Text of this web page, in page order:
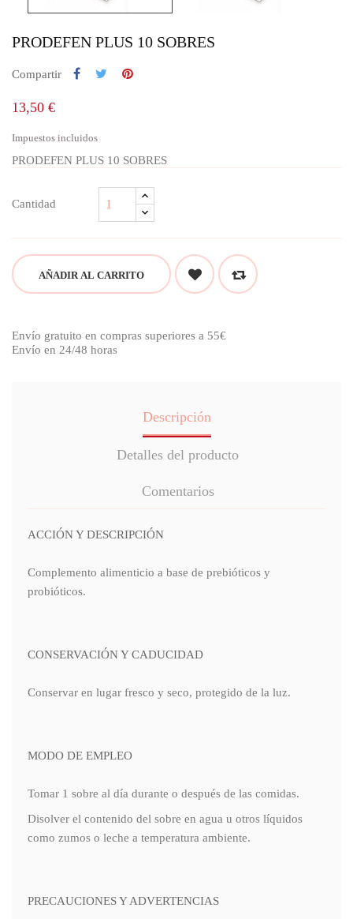
PRODEFEN PLUS 10 SOBRES
Compartir
13,50 €
Impuestos incluidos
PRODEFEN PLUS 10 SOBRES
Cantidad
AÑADIR AL CARRITO
Envío gratuito en compras superiores a 55€
Envío en 24/48 horas
Descripción
Detalles del producto
Comentarios
ACCIÓN Y DESCRIPCIÓN
Complemento alimenticio a base de prebióticos y
probióticos.
CONSERVACIÓN Y CADUCIDAD
Conservar en lugar fresco y seco, protegido de la luz.
MODO DE EMPLEO
Tomar 1 sobre al día durante o después de las comidas.
Disolver el contenido del sobre en agua u otros líquidos
como zumos o leche a temperatura ambiente.
PRECAUCIONES Y ADVERTENCIAS